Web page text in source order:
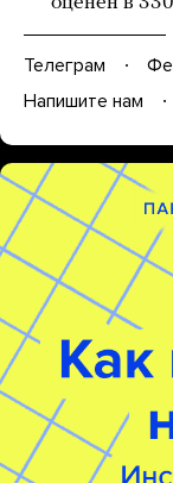
Телеграм
Напишите нам